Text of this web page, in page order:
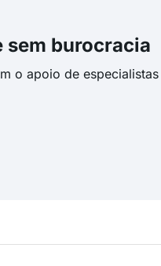
sem burocracia
o apoio de especialistas